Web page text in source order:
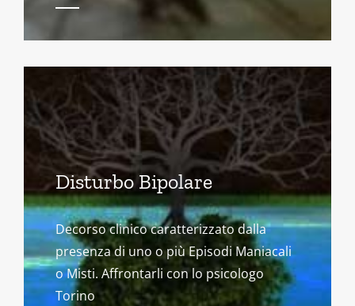
Disturbo Bipolare
Decorso clinico caratterizzato dalla
presenza di uno o più Episodi Maniacali
o Misti. Affrontarli con lo psicologo
Torino